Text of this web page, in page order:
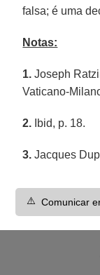
falsa; é uma
Notas:
1. Joseph
Vaticano-
2. Ibid, p. 18.
3.Jacques
⚠️ Comunicar